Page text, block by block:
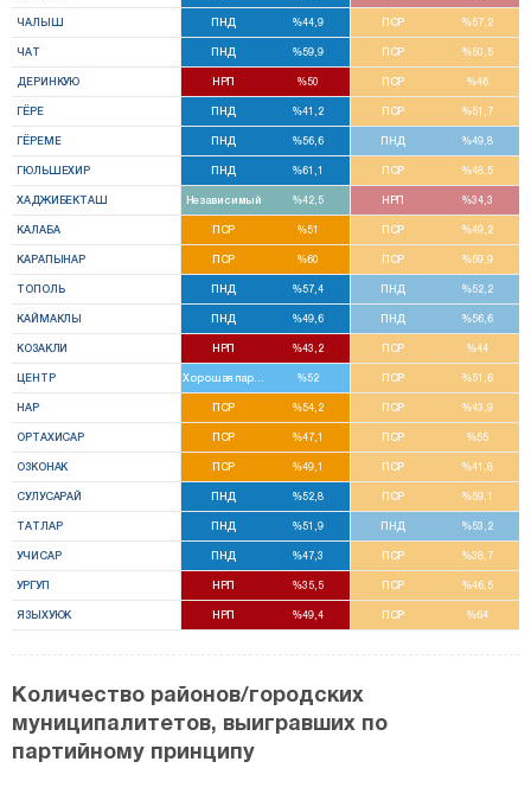
ЧАЛЫШ ПНД %44,9 ПСР %57,2
ЧАТ ПНД %59,9 ПСР %50,5
ДЕРИНКУЮ НРП %50 ПСР %46
ГЁРЕ ПНД %41,2 ПСР %51,7
ГЁРЕМЕ ПНД %56,6 ПНД %49,8
ГЮЛЬШЕХИР ПНД %61,1 ПСР %48,5
ХАДЖИБЕКТАШ Независимый %42,5 НРП %34,3
КАЛАБА ПСР %51 ПСР %49,2
КАРАПЫНАР ПСР %60 ПСР %59,9
ТОПОЛЬ ПНД %57,4 ПНД %52,2
КАЙМАКЛЫ ПНД %49,6 ПНД %56,6
КОЗАКЛИ НРП %43,2 ПСР %44
ЦЕНТР Хорошая партия %52 ПСР %51,6
НАР ПСР %54,2 ПСР %43,9
ОРТАХИСАР ПСР %47,1 ПСР %55
ОЗКОНАК ПСР %49,1 ПСР %41,8
СУЛУСАРАЙ ПНД %52,8 ПСР %59,1
ТАТЛАР ПНД %51,9 ПНД %53,2
УЧИСАР ПНД %47,3 ПСР %38,7
УРГУП НРП %35,5 ПСР %46,5
ЯЗЫХУЮК НРП %49,4 ПСР %64
Количество районов/городских
муниципалитетов, выигравших по
партийному принципу